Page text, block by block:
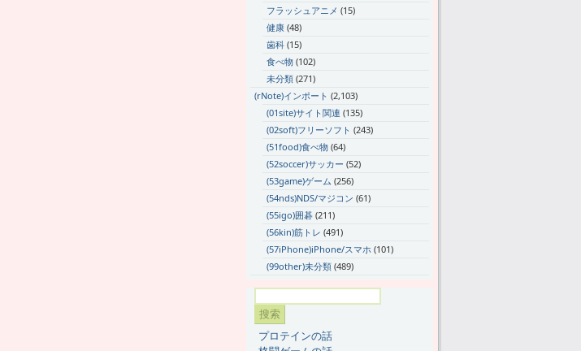
フラッシュアニメ (15)
健康 (48)
歯科 (15)
食べ物 (102)
未分類 (271)
(rNote)インポート (2,103)
(01site)サイト関連 (135)
(02soft)フリーソフト (243)
(51food)食べ物 (64)
(52soccer)サッカー (52)
(53game)ゲーム (256)
(54nds)NDS/マジコン (61)
(55igo)囲碁 (211)
(56kin)筋トレ (491)
(57iPhone)iPhone/スマホ (101)
(99other)未分類 (489)
プロテインの話